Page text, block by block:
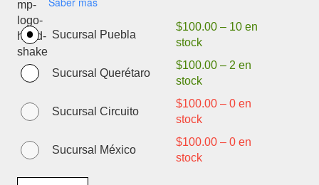
Sucursal Puebla
$100.00– 10 en
stock
Sucursal Querétaro
$100.00– 2 en
stock
Sucursal Circuito
$100.00– 0 en
stock
Sucursal México
$100.00– 0 en
stock